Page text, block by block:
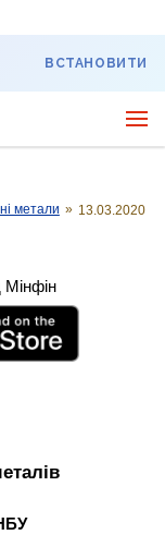
ВСТАНОВИТИ
метали » 13.03.2020
Мінфін